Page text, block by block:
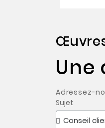
Adressez-
Sujet